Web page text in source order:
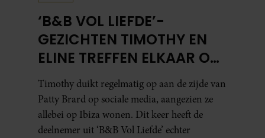
‘B&B VOL LIEFDE’-
GEZICHTEN TIMOTHY EN
ELINE TREFFEN ELKAAR OP
IBIZA
Timothy duikt regelmatig op aan de zijde van
Patty Brard op sociale media, aangezien ze
allebei op Ibiza wonen. Dit keer heeft de
deelnemer uit ‘B&B Vol Liefde’ echter